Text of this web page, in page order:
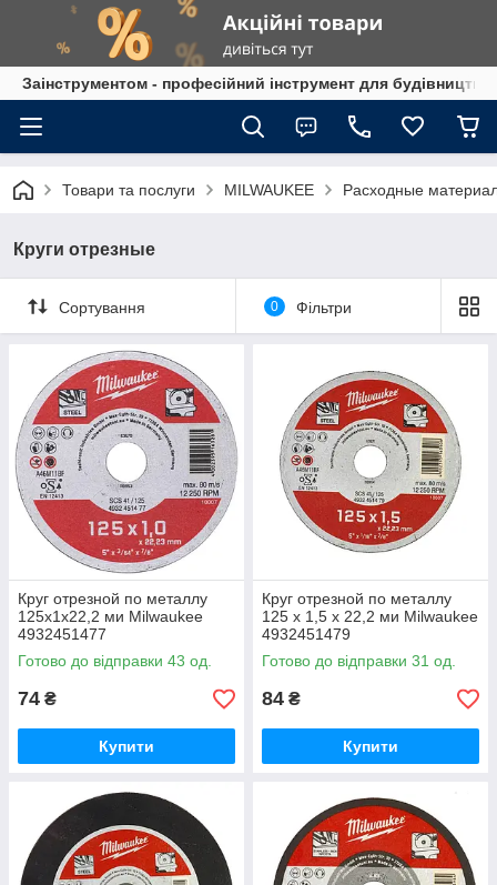
Заінструментом - професійний інструмент для
Товари та послуги MILWAUKEE Расходные
Круги отрезные
Сортування 0 Фільтри
Круг отрезной по металлу
125х1х22,2 ми Milwaukee
4932451477
Готово до відправки 43 од.
74 ₴
Купити
Круг отрезной по металлу
125 х 1,5 х 22,2 ми Milwaukee
4932451479
Готово до відправки 31 од.
84 ₴
Купити